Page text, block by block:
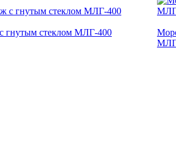
гнутым стеклом МЛГ-400